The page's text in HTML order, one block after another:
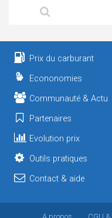
Prix du carburant
Econonomies
Communauté & Actu
Partenaires
Evolution prix
Outils pratiques
Contact & aide